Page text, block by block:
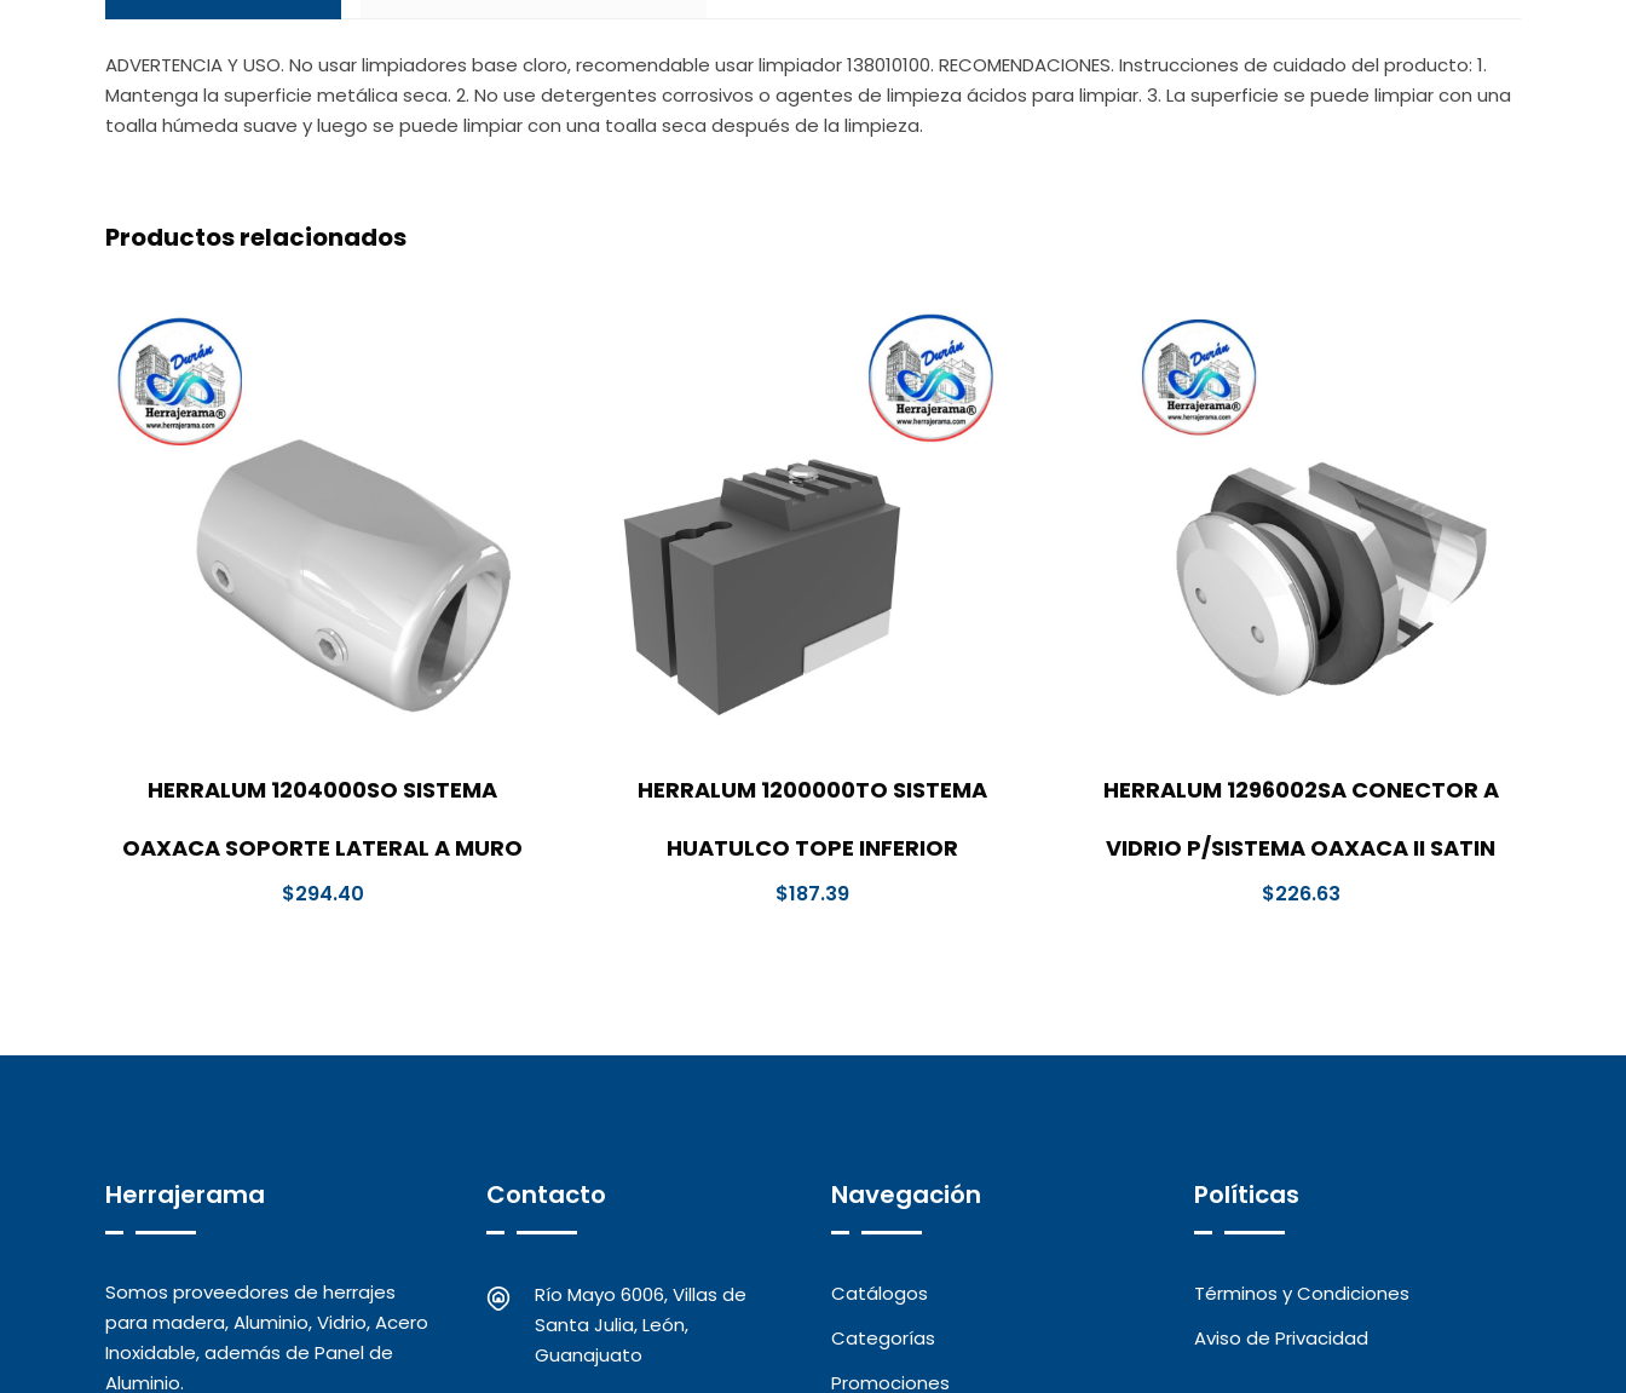
ADVERTENCIA Y USO. No usar limpiadores base cloro, recomendable usar limpiador 138010100. RECOMENDACIONES. Instrucciones de cuidado del producto: 1.
Mantenga la superficie metálica seca. 2. No use detergentes corrosivos o agentes de limpieza ácidos para limpiar. 3. La superficie se puede limpiar con una
toalla húmeda suave y luego se puede limpiar con una toalla seca después de la limpieza.
Productos relacionados
HERRALUM 1204000SO SISTEMA
OAXACA SOPORTE LATERAL A MURO
$294.40
HERRALUM 1200000TO SISTEMA
HUATULCO TOPE INFERIOR
$187.39
HERRALUM 1296002SA CONECTOR A
VIDRIO P/SISTEMA OAXACA II SATIN
$226.63
Herrajerama
Somos proveedores de herrajes
para madera, Aluminio, Vidrio, Acero
Inoxidable, además de Panel de
Aluminio.
Contacto
Río Mayo 6006, Villas de
Santa Julia, León,
Guanajuato
Navegación
Catálogos
Categorías
Promociones
Políticas
Términos y Condiciones
Aviso de Privacidad